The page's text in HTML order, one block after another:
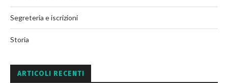
Segreteria e iscrizioni
Storia
ARTICOLI RECENTI